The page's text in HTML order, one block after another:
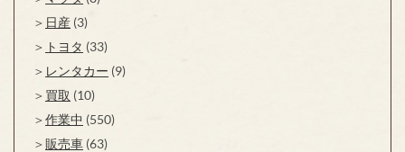
日産 (3)
トヨタ (33)
レンタカー (9)
買取 (10)
作業中 (550)
販売車 (63)